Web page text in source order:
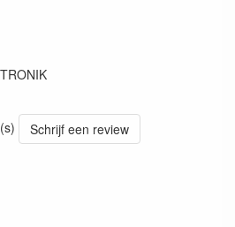
Schrijf een review